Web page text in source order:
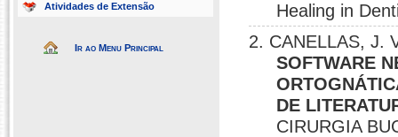
Atividades de Extensão
Ir ao Menu Principal
Healing in
2. CANELLAS, J.
SOFTWARE
DE
CIRURGIA